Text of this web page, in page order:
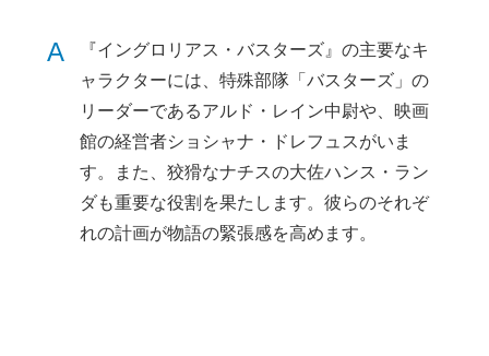
A
『イングロリアス・バスターズ』の主要なキ
ャラクターには、特殊部隊「バスターズ」の
リーダーであるアルド・レイン中尉や、映画
館の経営者ショシャナ・ドレフュスがいま
す。また、狡猾なナチスの大佐ハンス・ラン
ダも重要な役割を果たします。彼らのそれぞ
れの計画が物語の緊張感を高めます。